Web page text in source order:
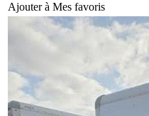
Ajouter à Mes favoris